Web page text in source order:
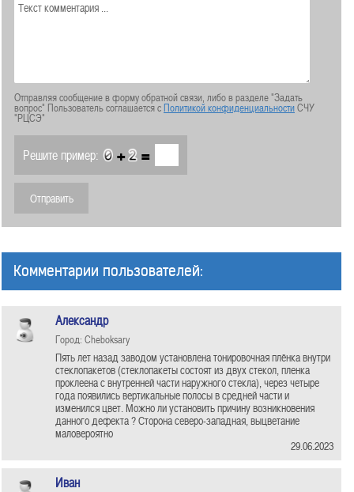
Отправляя сообщение в форму обратной связи, либо в разделе "Задать
вопрос" Пользователь соглашается сПолитикой конфиденциальностиСЧУ
"РЦСЭ"
Решите пример: + =
Комментарии пользователей:
Александр
Город: Cheboksary
Пять лет назад заводом установлена тонировочная плёнка внутри
стеклопакетов (стеклопакеты состоят из двух стекол, пленка
проклеена с внутренней части наружного стекла), через четыре
года появились вертикальные полосы в средней части и
изменился цвет. Можно ли установить причину возникновения
данного дефекта ? Сторона северо-западная, выцветание
маловероятно
29.06.2023
Иван